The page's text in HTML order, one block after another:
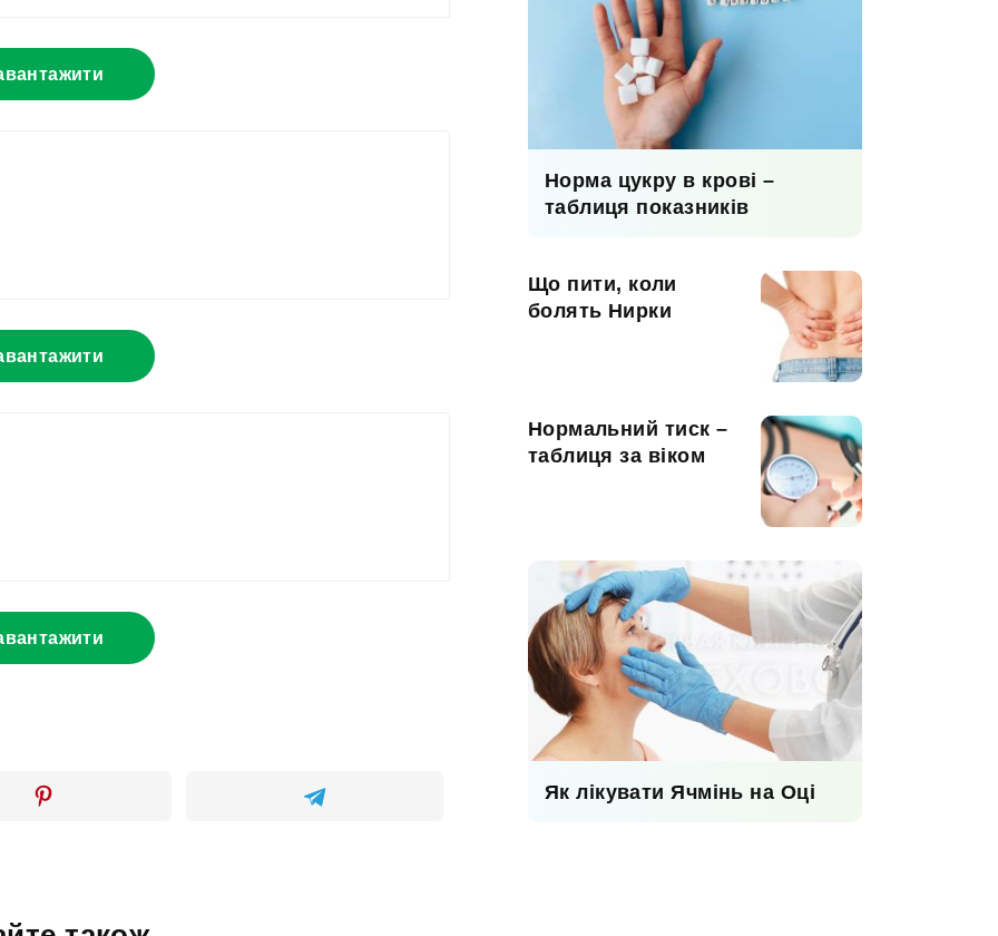
Норма цукру в крові –
таблиця показників
Що пити, коли
болять Нирки
Нормальний тиск –
таблиця за віком
Як лікувати Ячмінь на Оці